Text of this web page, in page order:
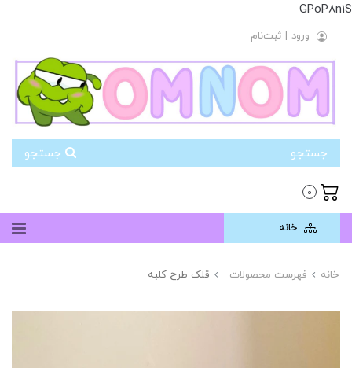
GPoP8n1S
ورود | ثبت‌نام
0
خانه
خانه فهرست محصولات قلک طرح کلبه